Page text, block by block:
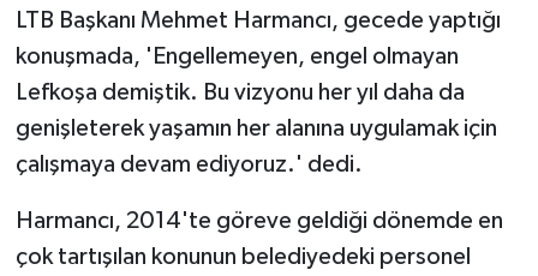
LTB Başkanı Mehmet Harmancı, gecede yaptığı
konuşmada, 'Engellemeyen, engel olmayan
Lefkoşa demiştik. Bu vizyonu her yıl daha da
genişleterek yaşamın her alanına uygulamak için
çalışmaya devam ediyoruz.' dedi.
Harmancı, 2014'te göreve geldiği dönemde en
çok tartışılan konunun belediyedeki personel